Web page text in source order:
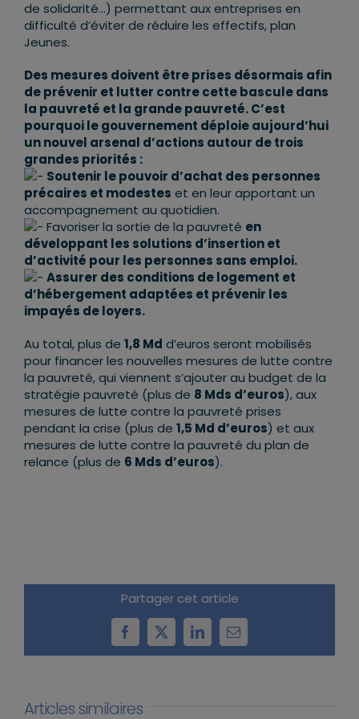
de solidarité…) permettant aux entreprises en
difficulté d’éviter de réduire les effectifs, plan
Jeunes.
Des mesures doivent être prises désormais afin
de prévenir et lutter contre cette bascule dans
la pauvreté et la grande pauvreté. C’est
pourquoi le gouvernement déploie aujourd’hui
un nouvel arsenal d’actions autour de trois
grandes priorités :
Soutenir le pouvoir d’achat des personnes
précaires et modestes et en leur apportant un
accompagnement au quotidien.
Favoriser la sortie de la pauvreté en
développant les solutions d’insertion et
d’activité pour les personnes sans emploi.
Assurer des conditions de logement et
d’hébergement adaptées et prévenir les
impayés de loyers.
Au total, plus de 1,8 Md d’euros seront mobilisés
pour financer les nouvelles mesures de lutte contre
la pauvreté, qui viennent s’ajouter au budget de la
stratégie pauvreté (plus de 8 Mds d’euros), aux
mesures de lutte contre la pauvreté prises
pendant la crise (plus de 1,5 Md d’euros) et aux
mesures de lutte contre la pauvreté du plan de
relance (plus de 6 Mds d’euros).
Partager cet article
Facebook
X LinkedInEmail
Articles similaires